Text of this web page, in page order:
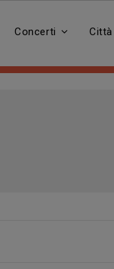
Concerti Città